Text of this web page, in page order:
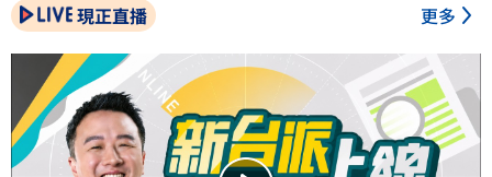
現正直播 更多